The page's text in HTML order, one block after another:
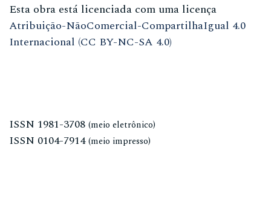
Esta obra está licenciada com uma licença
Atribuição-NãoComercial-CompartilhaIgual 4.0
Internacional (CC BY-NC-SA 4.0)
ISSN 1981-3708 (meio eletrônico)
ISSN 0104-7914 (meio impresso)